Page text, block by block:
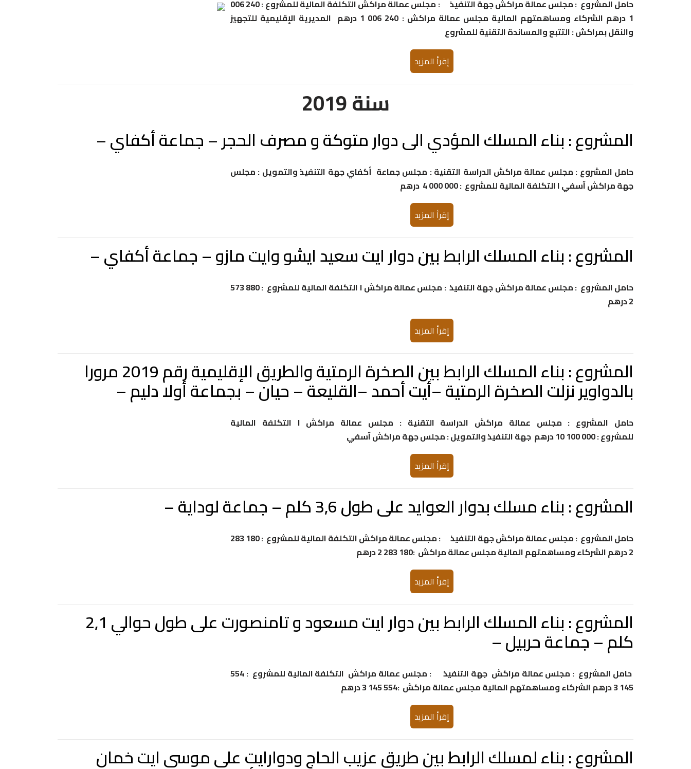
حامل المشروع : مجلس عمالة مراكش جهة التنفيذ : مجلس عمالة مراكش التكلفة المالية للمشروع : 240 006
1 درهم الشركاء ومساهمتهم المالية مجلس عمالة مراكش : 240 006 1 درهم المديرية الإقليمية للتجهيز
والنقل بمراكش : التتبع والمساندة التقنية للمشروع
إقرأ المزيد
سنة 2019
المشروع : بناء المسلك المؤدي الى دوار متوكة و مصرف الحجر – جماعة أكفاي –
حامل المشروع : مجلس عمالة مراكش الدراسة التقنية : مجلس جماعة أكفاي جهة التنفيذ والتمويل : مجلس
جهة مراكش آسفي ا التكلفة المالية للمشروع : 000 000 4 درهم
إقرأ المزيد
المشروع : بناء المسلك الرابط بين دوار ايت سعيد ايشو وايت مازو – جماعة أكفاي –
حامل المشروع : مجلس عمالة مراكش جهة التنفيذ : مجلس عمالة مراكش ا التكلفة المالية للمشروع : 573 880
2 درهم
إقرأ المزيد
المشروع : بناء المسلك الرابط بين الصخرة الرمتية والطريق الإقليمية رقم 2019 مرورا
بالدواوير نزلت الصخرة الرمتية –أيت أحمد –القليعة – حيان – بجماعة أولا دليم –
حامل المشروع : مجلس عمالة مراكش الدراسة التقنية : مجلس عمالة مراكش ا التكلفة المالية
للمشروع : 100 000 10 درهم جهة التنفيذ والتمويل : مجلس جهة مراكش آسفي
إقرأ المزيد
المشروع : بناء مسلك بدوار العوايد على طول 3,6 كلم – جماعة لوداية –
حامل المشروع : مجلس عمالة مراكش جهة التنفيذ : مجلس عمالة مراكش التكلفة المالية للمشروع : 180 283
2 درهم الشركاء ومساهمتهم المالية مجلس عمالة مراكش :180 283 2 درهم
إقرأ المزيد
المشروع : بناء المسلك الرابط بين دوار ايت مسعود و تامنصورت على طول حوالي 2,1
كلم – جماعة حربيل –
حامل المشروع : مجلس عمالة مراكش جهة التنفيذ : مجلس عمالة مراكش التكلفة المالية للمشروع : 554
145 3 درهم الشركاء ومساهمتهم المالية مجلس عمالة مراكش :554 145 3 درهم
إقرأ المزيد
المشروع : بناء لمسلك الرابط بين طريق عزيب الحاج ودوارايت علي موسى ايت خمان